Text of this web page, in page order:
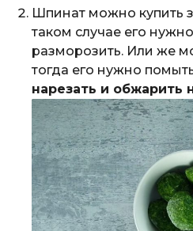
Шпинат можно купить
таком случае его
разморозить. Или же
тогда его нужно
нарезать и обжарить